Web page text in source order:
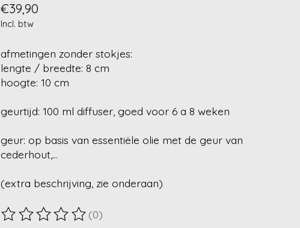
€39,90
Incl. btw
afmetingen zonder stokjes:
lengte / breedte: 8 cm
hoogte: 10 cm
geurtijd: 100 ml diffuser, goed voor 6 a 8 weken
geur: op basis van essentiële olie met de geur van
cederhout,...
(extra beschrijving, zie onderaan)
De beoordeling van dit product is
(0)